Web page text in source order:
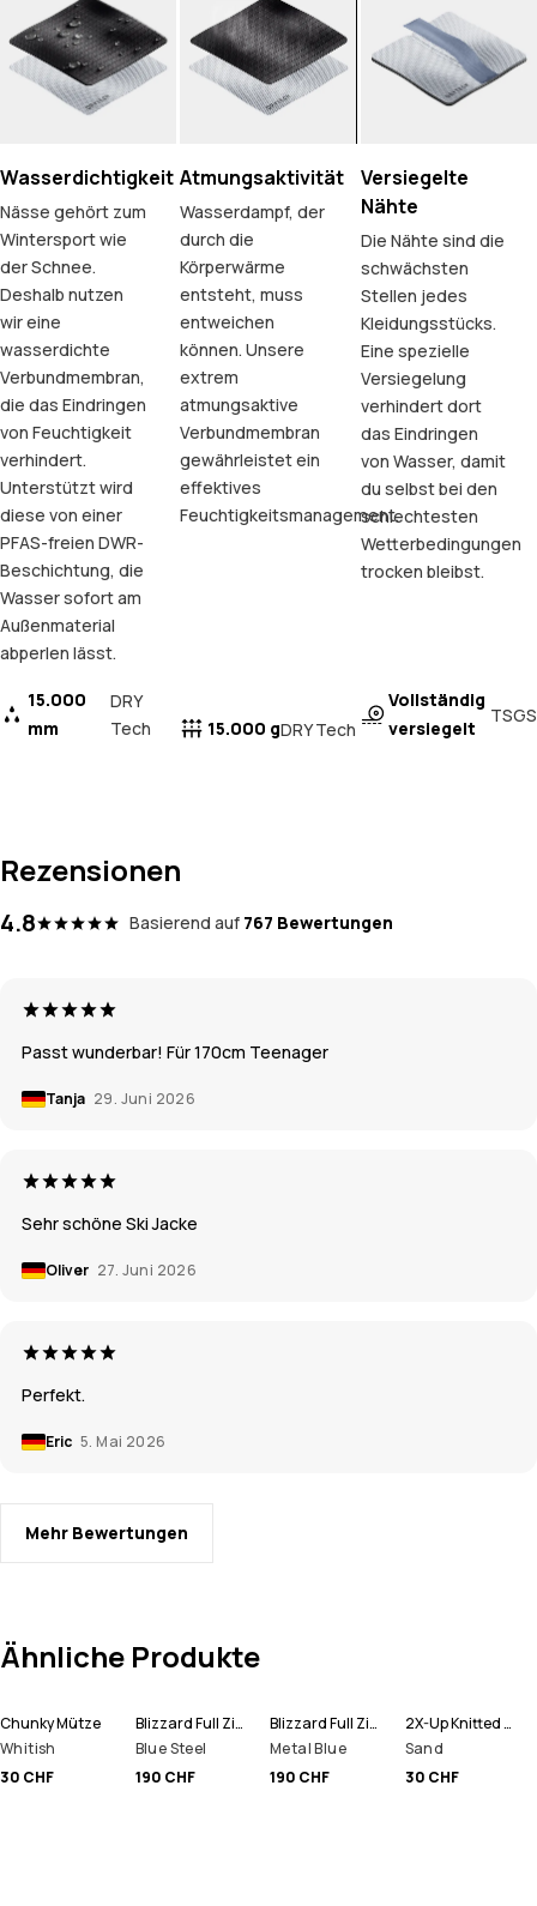
Wasserdichtigkeit
Nässe gehört zum
Wintersport wie
der Schnee.
Deshalb nutzen
wir eine
wasserdichte
Verbundmembran,
die das Eindringen
von Feuchtigkeit
verhindert.
Unterstützt wird
diese von einer
PFAS-freien DWR-
Beschichtung, die
Wasser sofort am
Außenmaterial
abperlen lässt.
15.000
mm
DRY
Tech
Atmungsaktivität
Wasserdampf, der
durch die
Körperwärme
entsteht, muss
entweichen
können. Unsere
extrem
atmungsaktive
Verbundmembran
gewährleistet ein
effektives
Feuchtigkeitsmanagement.
15.000 gDRY Tech
Versiegelte
Nähte
Die Nähte sind die
schwächsten
Stellen jedes
Kleidungsstücks.
Eine spezielle
Versiegelung
verhindert dort
das Eindringen
von Wasser, damit
du selbst bei den
schlechtesten
Wetterbedingungen
trocken bleibst.
Vollständig
versiegelt
TSGS
Rezensionen
4.8 Basierend auf 767 Bewertungen
Passt wunderbar! Für 170cm Teenager
Tanja 29. Juni 2026
Sehr schöne Ski Jacke
Oliver 27. Juni 2026
Perfekt.
Eric 5. Mai 2026
Mehr Bewertungen
Ähnliche Produkte
Chunky Mütze
Whitish
30 CHF
Blizzard Full Zip Snowboardjacke Herren
Blue Steel
190 CHF
Blizzard Full Zip Skijacke Herren
Metal Blue
190 CHF
2X-Up Knitted Schlauchtuch
Sand
30 CHF